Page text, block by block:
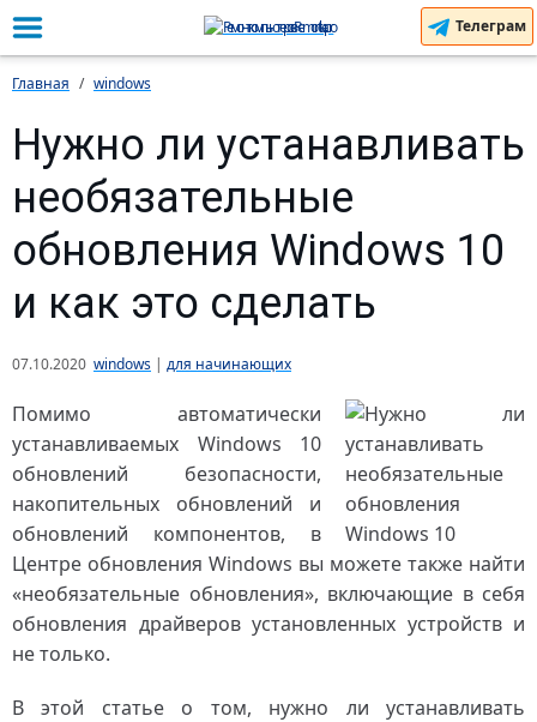
Телеграм
Главная windows
Нужно ли устанавливать
необязательные
обновления Windows 10
и как это сделать
07.10.2020 windows | для начинающих
Помимо автоматически
устанавливаемых Windows 10
обновлений безопасности,
накопительных обновлений и
обновлений компонентов, в
Центре обновления Windows вы можете также найти
«необязательные обновления», включающие в себя
обновления драйверов установленных устройств и
не только.
В этой статье о том, нужно ли устанавливать